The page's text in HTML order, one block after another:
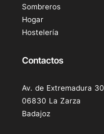
Sombreros
Hogar
Hostelería
Contactos
Av. de Extremadura 30
06830 La Zarza
Badajoz